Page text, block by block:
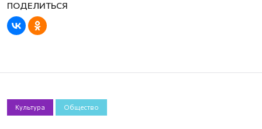
Культура Общество